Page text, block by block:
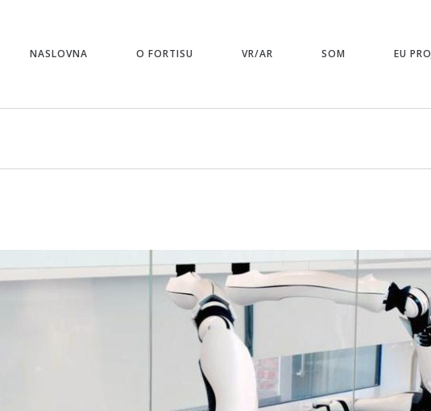
NASLOVNA O FORTISU VR/AR SOM EU